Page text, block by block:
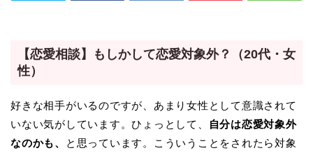
【恋愛相談】もしかして恋愛対象外？（20代・女
性）
好きな相手がいるのですが、あまり女性として意識されて
いない気がしています。ひょっとして、
自分は恋愛対象外
なのかも、
と思っています。こういうことをされたら対象